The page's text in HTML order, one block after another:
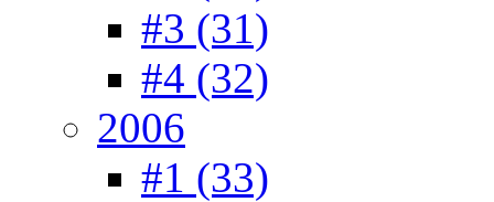
#3 (31)
#4 (32)
2006
#1 (33)